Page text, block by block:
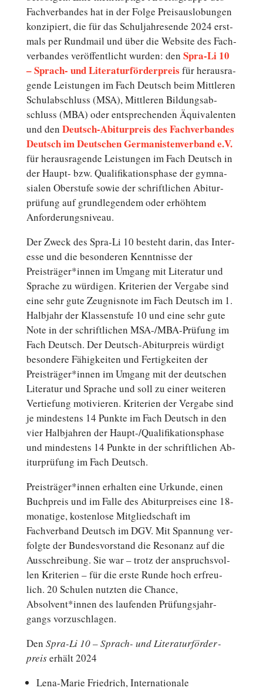
Fach­ver­ban­des hat in der Folge Preis­aus­lo­bun­gen
kon­zi­piert, die für das Schul­jah­res­en­de 2024 erst­
mals per Rund­mail und über die Website des Fach­
ver­ban­des ver­öf­fent­licht wurden: den Spra-Li 10
– Sprach- und Li­te­ra­tur­för­der­preis für her­aus­ra­
gen­de Leis­tun­gen im Fach Deutsch beim Mitt­le­ren
Schul­ab­schluss (MSA), Mitt­le­ren Bil­dungs­ab­
schluss (MBA) oder ent­spre­chen­den Äqui­va­len­ten
und den Deutsch-Abiturpreis des Fach­ver­ban­des
Deutsch im Deutschen Germanistenverband e.V.
für her­aus­ra­gen­de Leis­tun­gen im Fach Deutsch in
der Haupt- bzw. Qua­li­fi­ka­ti­ons­pha­se der gym­na­
sia­len Ober­stu­fe sowie der schrift­li­chen Ab­itur­
prü­fung auf grund­le­gen­dem oder er­höh­tem
Anforderungsniveau.
Der Zweck des Spra-Li 10 besteht darin, das In­ter­
es­se und die be­son­de­ren Kennt­nis­se der
Preisträger*innen im Umgang mit Li­te­ra­tur und
Sprache zu wür­di­gen. Kri­te­ri­en der Vergabe sind
eine sehr gute Zeug­nis­no­te im Fach Deutsch im 1.
Halb­jahr der Klas­sen­stu­fe 10 und eine sehr gute
Note in der schrift­li­chen MSA-/MBA-Prüfung im
Fach Deutsch. Der Deutsch-Abiturpreis würdigt
be­son­de­re Fä­hig­kei­ten und Fer­tig­kei­ten der
Preisträger*innen im Umgang mit der deutschen
Li­te­ra­tur und Sprache und soll zu einer wei­te­ren
Ver­tie­fung mo­ti­vie­ren. Kri­te­ri­en der Vergabe sind
je min­des­tens 14 Punkte im Fach Deutsch in den
vier Halb­jah­ren der Haupt-/Qualifikationsphase
und min­des­tens 14 Punkte in der schrift­li­chen Ab­
itur­prü­fung im Fach Deutsch.
Preisträger*innen er­hal­ten eine Urkunde, einen
Buch­preis und im Falle des Ab­itur­prei­ses eine 18-
monatige, kos­ten­lo­se Mit­glied­schaft im
Fachverband Deutsch im DGV. Mit Span­nung ver­
folg­te der Bun­des­vor­stand die Re­so­nanz auf die
Aus­schrei­bung. Sie war – trotz der an­spruchs­vol­
len Kri­te­ri­en – für die erste Runde hoch er­freu­
lich. 20 Schulen nutzten die Chance,
Absolvent*innen des lau­fen­den Prü­fungs­jahr­
gangs vorzuschlagen.
Den Spra-Li 10 – Sprach- und Li­te­ra­tur­för­der­
preiserhält 2024
Lena-Marie Fried­rich, In­ter­na­tio­na­le